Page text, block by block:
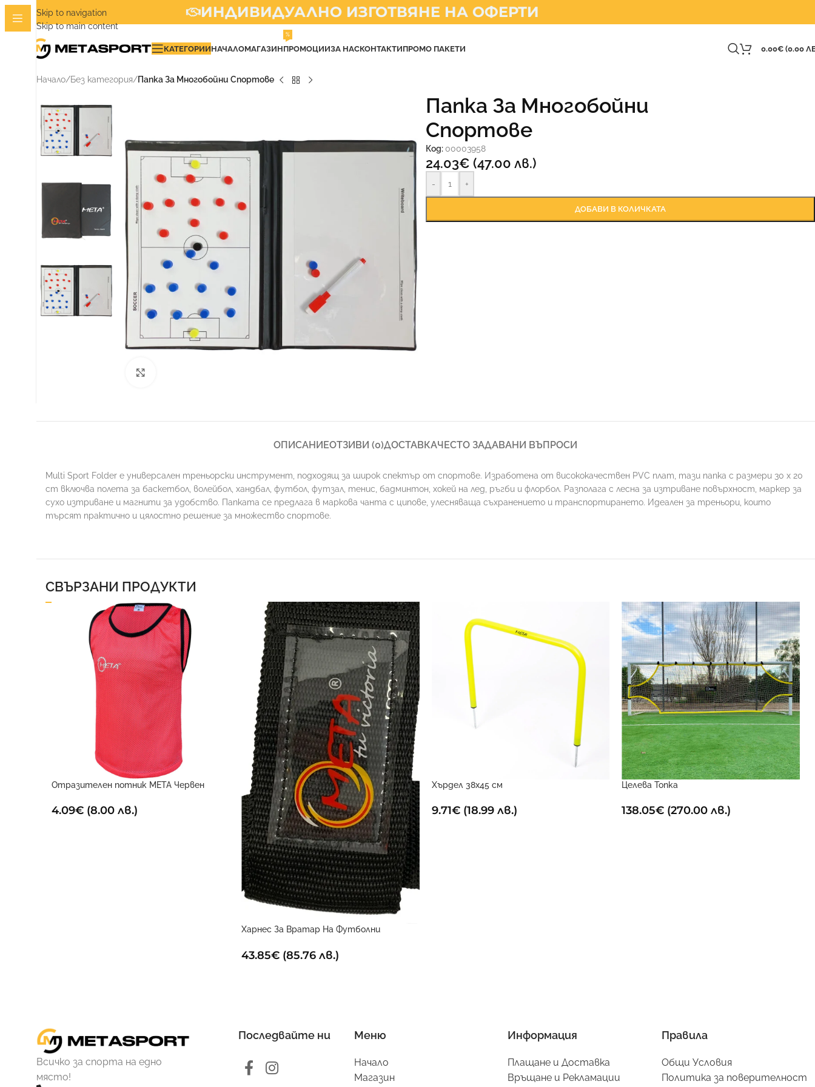
Skip to navigation
Skip to main content
ИНДИВИДУАЛНО ИЗГОТВЯНЕ НА ОФЕРТИ
КАТЕГОРИИНАЧАЛОМАГАЗИНПРОМОЦИИ
%
ЗА НАСКОНТАКТИПРОМО ПАКЕТИ 0.00€ (0.00
Начало/Без категория/Папка За Многобойни Спортове
Папка За Многобойни
Спортове
Код: 00003958
24.03€ (47.00 лв.)
- +
ДОБАВИ В КОЛИЧКАТА
ОПИСАНИЕОТЗИВИ (0)ДОСТАВКАЧЕСТО ЗАДАВАНИ ВЪПРОСИ
Multi Sport Folder е универсален треньорски инструмент, подходящ за широк спектър от спортове. Изработена от висококачествен PVC плат, тази папка с размери 30 x 20
cm включва полета за баскетбол, волейбол, хандбал, футбол, футзал, тенис, бадминтон, хокей на лед, ръгби и флорбол. Разполага с лесна за изтриване повърхност, маркер за
сухо изтриване и магнити за удобство. Папката се предлага в маркова чанта с ципове, улесняваща съхранението и транспортирането. Идеален за треньори, които
търсят практично и цялостно решение за множество спортове.
СВЪРЗАНИ ПРОДУКТИ
Отразителен потник META Червен
4.09€ (8.00 лв.)
Харнес За Вратар На Футболни
43.85€ (85.76 лв.)
Хърдел 38х45 см
9.71€(18.99 лв.)
Целева Топка
138.05€ (270.00 лв.)
Всичко за спорта на едно
място!
Последвайте ни Меню
Начало
Магазин
Информация
Плащане и Доставка
Връщане и Рекламации
Правила
Общи Условия
Политика за поверителност